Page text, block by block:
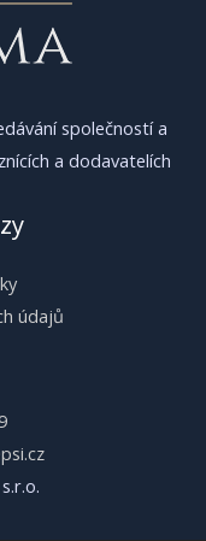
společností a
a dodavatelích
údajů